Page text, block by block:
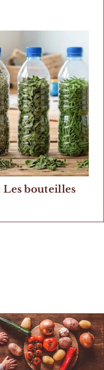
Les bouteilles